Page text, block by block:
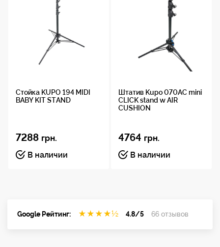
Стойка KUPO 194 MIDI
BABY KIT STAND
7288 грн.
В наличии
Штатив Kupo 070AC mini
CLICK stand w AIR
CUSHION
4764 грн.
В наличии
Google Рейтинг: ★ ★ ★ ★½ 4.8/5 66 отзывов